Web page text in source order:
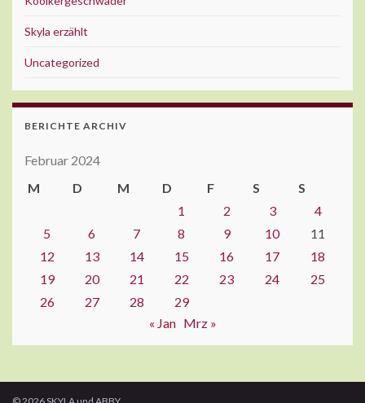
Skyla erzählt
Uncategorized
BERICHTE ARCHIV
Februar 2024
M
D M D F S
S
1
2 3
4
5
6 7 8 9 10
11
12
13 14 15 16 17
18
19
20 21 22 23 24
25
26
27 28
29
« Jan Mrz »